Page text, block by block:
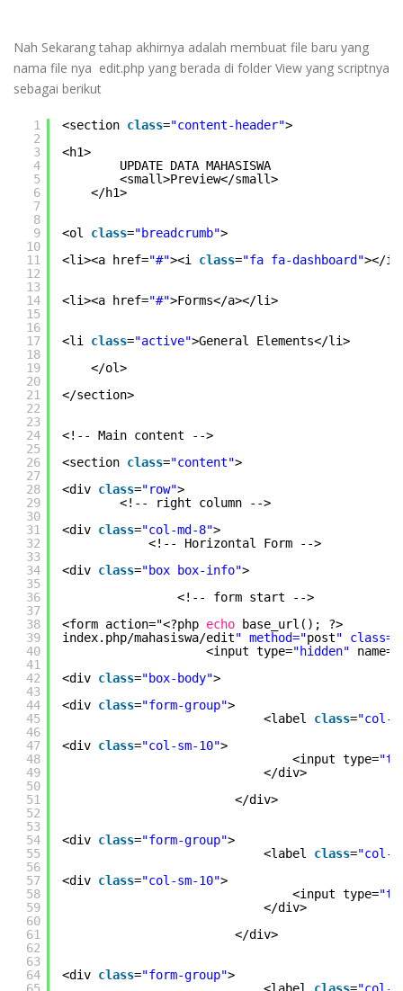
Nah Sekarang tahap akhirnya adalah membuat file baru yang
nama file nya edit.php yang berada di folder View yang scriptnya
sebagai berikut
1
2
3
4
5
6
7
8
9
10
11
12
13
14
15
16
17
18
19
20
21
22
23
24
25
26
27
28
29
30
31
32
33
34
35
36
37
38
39
40
41
42
43
44
45
46
47
48
49
50
51
52
53
54
55
56
57
58
59
60
61
62
63
64
<section class="content-header">
<h1>
UPDATE DATA MAHASISWA
<small>Preview</small>
</h1>
<ol class="breadcrumb">
<li><a href="#"><i class="fa fa-dashboard"></i>
<li><a href="#">Forms</a></li>
<li class="active">General Elements</li>
</ol>
</section>
<!-- Main content -->
<section class="content">
<div class="row">
<!-- right column -->
<div class="col-md-8">
<!-- Horizontal Form -->
<div class="box box-info">
<!-- form start -->
<form action="<?php echo
base_url(); ?>
index.php/mahasiswa/edit" method="post" class="
<input type="hidden" name=
<div class="box-body">
<div class="form-group">
<label class="col-
<div class="col-sm-10">
<input type=
</div>
</div>
<div class="form-group">
<label class="col-
<div class="col-sm-10">
<input type=
</div>
</div>
<div class="form-group">